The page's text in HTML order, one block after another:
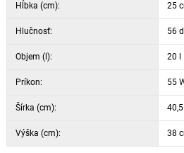
Hĺbka (cm): 25
Hlučnosť: 56
Objem (l): 20 l
Príkon: 55
Šírka (cm):
Výška (cm): 38